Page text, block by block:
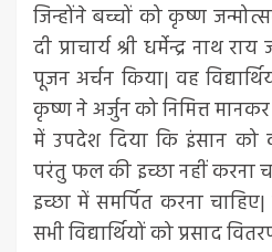
जिन्होंने बच्चों को कृष्ण
दी प्राचार्य श्री धर्मेन्द्र नाथ
पूजन अर्चन किया| वह
कृष्ण ने अर्जुन को निमित्त
में उपदेश दिया कि इंसान को
परंतु फल की इच्छा नहीं करना
इच्छा में समर्पित करना
सभी विद्यार्थियों को प्रसाद